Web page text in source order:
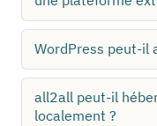
WordPress peut-il
all2all peut-il
localement ?